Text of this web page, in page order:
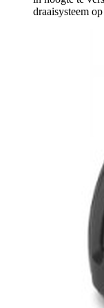
draaisysteem